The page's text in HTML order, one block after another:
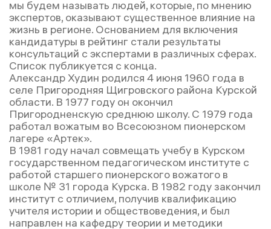
мы будем называть людей, которые, по мнению
экспертов, оказывают существенное влияние на
жизнь в регионе. Основанием для включения
кандидатуры в рейтинг стали результаты
консультаций с экспертами в различных сферах.
Список публикуется с конца.
Александр Худин родился 4 июня 1960 года в
селе Пригородняя Щигровского района Курской
области. В 1977 году он окончил
Пригородненскую среднюю школу. С 1979 года
работал вожатым во Всесоюзном пионерском
лагере «Артек».
В 1981 году начал совмещать учебу в Курском
государственном педагогическом институте с
работой старшего пионерского вожатого в
школе № 31 города Курска. В 1982 году закончил
институт с отличием, получив квалификацию
учителя истории и обществоведения, и был
направлен на кафедру теории и методики